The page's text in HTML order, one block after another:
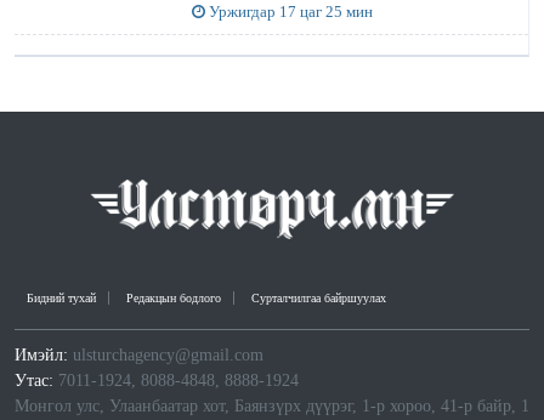
Уржигдар 17 цаг 25 мин
Бидний тухай Редакцын бодлого Сурталчилгаа байршуулах
Имэйл: ulsturchagency@gmail.com
Утас: 7011-1924, 8088-4848, 8888-1924
Монгол улс, Улаанбаатар хот, Баянзүрх дүүрэг, 1-р хороо, 41-р байр, 1